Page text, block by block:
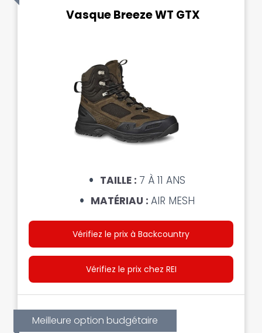
Vasque Breeze WT GTX
TAILLE : 7 À 11 ANS
MATÉRIAU : AIR MESH
Vérifiez le prix à Backcountry
Vérifiez le prix chez REI
Meilleure option budgétaire